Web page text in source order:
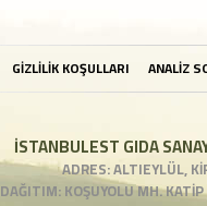
GİZLİLİK KOŞULLARI ANALİZ
İSTANBULEST GIDA
ADRES: ALTIEYLÜL,
DAĞITIM: KOŞUYOLU MH.